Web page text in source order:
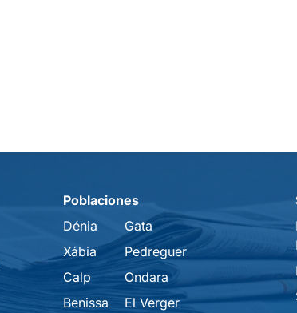
Poblaciones
Dénia
Xábia
Calp
Benissa
Gata
Pedreguer
Ondara
El Verger